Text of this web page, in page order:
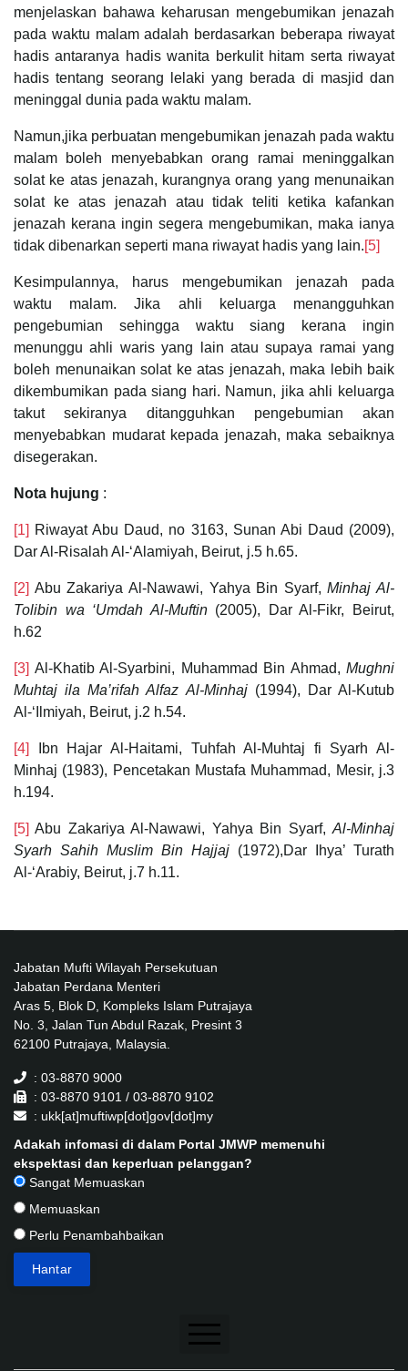
menjelaskan bahawa keharusan mengebumikan jenazah
pada waktu malam adalah berdasarkan beberapa riwayat
hadis antaranya hadis wanita berkulit hitam serta riwayat
hadis tentang seorang lelaki yang berada di masjid dan
meninggal dunia pada waktu malam.
Namun,jika perbuatan mengebumikan jenazah pada waktu
malam boleh menyebabkan orang ramai meninggalkan
solat ke atas jenazah, kurangnya orang yang menunaikan
solat ke atas jenazah atau tidak teliti ketika kafankan
jenazah kerana ingin segera mengebumikan, maka ianya
tidak dibenarkan seperti mana riwayat hadis yang lain.[5]
Kesimpulannya, harus mengebumikan jenazah pada
waktu malam. Jika ahli keluarga menangguhkan
pengebumian sehingga waktu siang kerana ingin
menunggu ahli waris yang lain atau supaya ramai yang
boleh menunaikan solat ke atas jenazah, maka lebih baik
dikembumikan pada siang hari. Namun, jika ahli keluarga
takut sekiranya ditangguhkan pengebumian akan
menyebabkan mudarat kepada jenazah, maka sebaiknya
disegerakan.
Nota hujung :
[1] Riwayat Abu Daud, no 3163, Sunan Abi Daud (2009),
Dar Al-Risalah Al-‘Alamiyah, Beirut, j.5 h.65.
[2] Abu Zakariya Al-Nawawi, Yahya Bin Syarf,Minhaj Al-
Tolibin wa ‘Umdah Al-Muftin(2005), Dar Al-Fikr, Beirut,
h.62
[3] Al-Khatib Al-Syarbini, Muhammad Bin Ahmad, Mughni
Muhtaj ila Ma’rifah Alfaz Al-Minhaj(1994), Dar Al-Kutub
Al-‘Ilmiyah, Beirut, j.2 h.54.
[4]
Ibn Hajar Al-Haitami, Tuhfah Al-Muhtaj fi Syarh Al-
Minhaj (1983), Pencetakan Mustafa Muhammad, Mesir, j.3
h.194.
[5] Abu Zakariya Al-Nawawi, Yahya Bin Syarf, Al-Minhaj
Syarh Sahih Muslim Bin Hajjaj (1972),Dar Ihya’ Turath
Al-‘Arabiy, Beirut, j.7 h.11.
Jabatan Mufti Wilayah Persekutuan
Jabatan Perdana Menteri
Aras 5, Blok D, Kompleks Islam Putrajaya
No. 3, Jalan Tun Abdul Razak, Presint 3
62100 Putrajaya, Malaysia.
: 03-8870 9000
: 03-8870 9101 / 03-8870 9102
: ukk[at]muftiwp[dot]gov[dot]my
Adakah infomasi di dalam Portal JMWP memenuhi
ekspektasi dan keperluan pelanggan?
Sangat Memuaskan
Memuaskan
Perlu Penambahbaikan